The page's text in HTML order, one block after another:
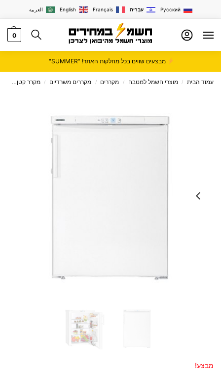
العربية English Français עִבְרִית Русский
0
מבצעים שווים בכל מחלקות האתר! "SUMMER"
עמוד הבית / מוצרי חשמל למטבח / מקררים / מקררים משרדיים / מקרר קטן
מבצע!